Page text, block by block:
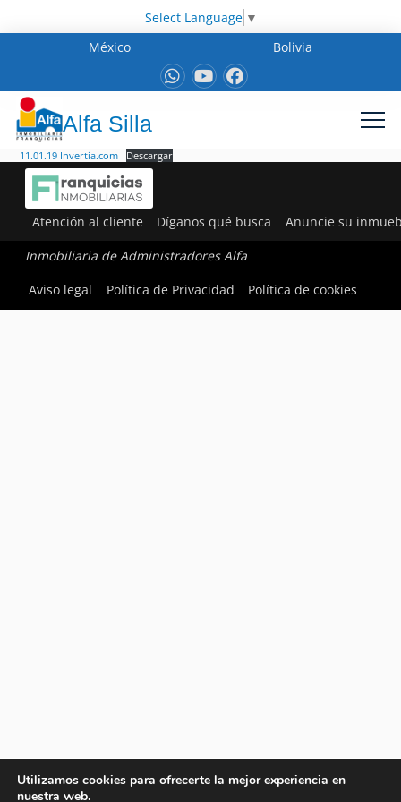
Select Language ▼
México
Bolivia
Alfa Silla
11.01.19 Invertia.com Descargar
Atención al cliente Díganos qué busca Anuncie su
Inmobiliaria de Administradores Alfa
Aviso legal
Política de Privacidad Política de cookies
Utilizamos cookies para ofrecerte la mejor experiencia en
nuestra web.